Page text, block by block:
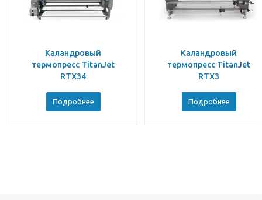
Каландровый
термопресс TitanJet
RTX34
Подробнее
Каландровый
термопресс TitanJet
RTX3
Подробнее